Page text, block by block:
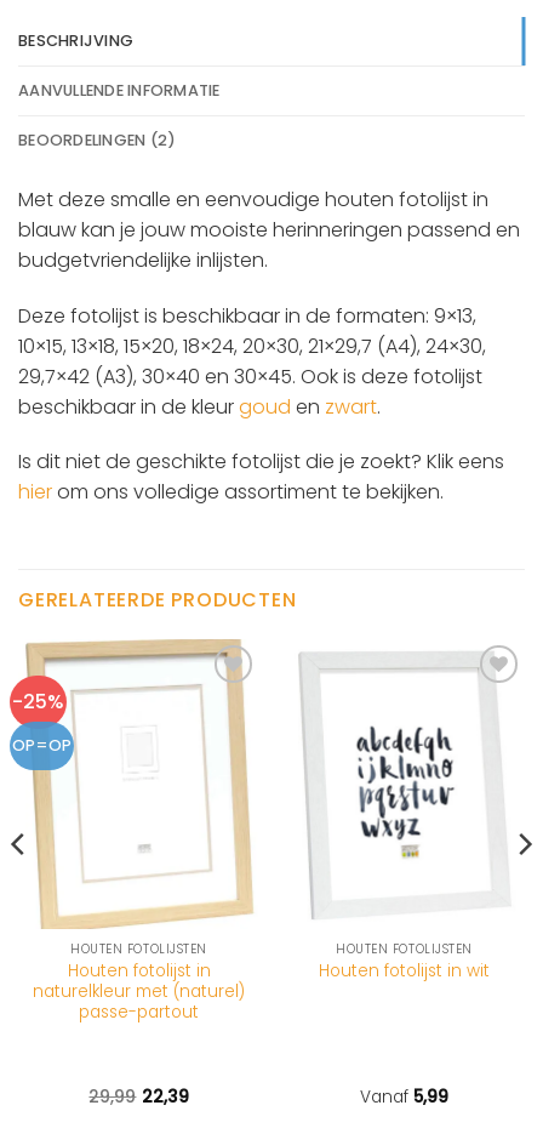
BESCHRIJVING
AANVULLENDE INFORMATIE
BEOORDELINGEN (2)
Met deze smalle en eenvoudige houten fotolijst in
blauw kan je jouw mooiste herinneringen passend en
budgetvriendelijke inlijsten.
Deze fotolijst is beschikbaar in de formaten: 9×13,
10×15, 13×18, 15×20, 18×24, 20×30, 21×29,7 (A4), 24×30,
29,7×42 (A3), 30×40 en 30×45. Ook is deze fotolijst
beschikbaar in de kleurgoud en zwart.
Is dit niet de geschikte fotolijst die je zoekt? Klik eens
hierom ons volledige assortiment te bekijken.
GERELATEERDE PRODUCTEN
-25%
OP=OP
HOUTEN FOTOLIJSTEN
Houten fotolijst in
naturelkleur met (naturel)
passe-partout
29,99 22,39
HOUTEN FOTOLIJSTEN
Houten fotolijst in wit
Vanaf 5,99